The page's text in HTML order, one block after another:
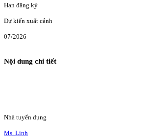
Hạn đăng ký
Dự kiến xuất cảnh
07/2026
Nội dung chi tiết
Nhà tuyển dụng
Ms. Linh